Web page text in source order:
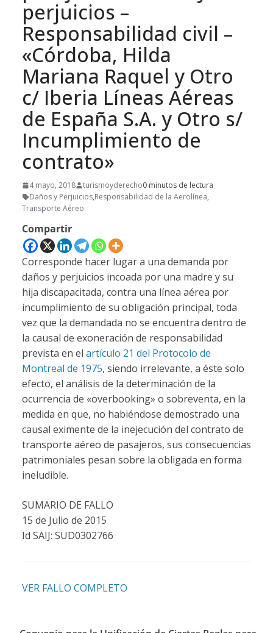
perjuicios –
Responsabilidad civil –
«Córdoba, Hilda
Mariana Raquel y Otro
c/ Iberia Líneas Aéreas
de España S.A. y Otro s/
Incumplimiento de
contrato»
4 mayo, 2018 turismoyderecho0 minutos de lectura
Daños y Perjuicios,Responsabilidad de la Aerolínea,
Transporte Aéreo
Compartir
Corresponde hacer lugar a una demanda por
daños y perjuicios incoada por una madre y su
hija discapacitada, contra una línea aérea por
incumplimiento de su obligación principal, toda
vez que la demandada no se encuentra dentro de
la causal de exoneración de responsabilidad
prevista en el artículo 21 del Protocolo de
Montreal de 1975, siendo irrelevante, a éste solo
efecto, el análisis de la determinación de la
ocurrencia de «overbooking» o sobreventa, en la
medida en que, no habiéndose demostrado una
causal eximente de la inejecución del contrato de
transporte aéreo de pasajeros, sus consecuencias
patrimoniales pesan sobre la obligada en forma
ineludible.
SUMARIO DE FALLO
15 de Julio de 2015
Id SAIJ: SUD0302766
VER FALLO COMPLETO